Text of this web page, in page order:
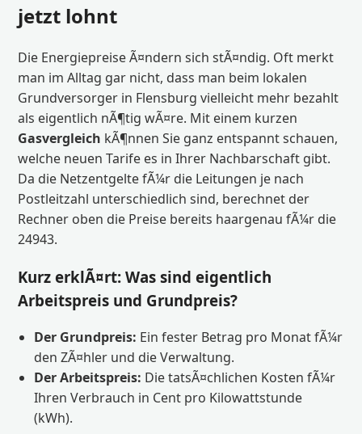
jetzt lohnt
Die Energiepreise Ã¤ndern sich stÃ¤ndig. Oft merkt
man im Alltag gar nicht, dass man beim lokalen
Grundversorger in Flensburg vielleicht mehr bezahlt
als eigentlich nÃ¶tig wÃ¤re. Mit einem kurzen
Gasvergleich kÃ¶nnen Sie ganz entspannt schauen,
welche neuen Tarife es in Ihrer Nachbarschaft gibt.
Da die Netzentgelte fÃ¼r die Leitungen je nach
Postleitzahl unterschiedlich sind, berechnet der
Rechner oben die Preise bereits haargenau fÃ¼r die
24943.
Kurz erklÃ¤rt: Was sind eigentlich
Arbeitspreis und Grundpreis?
Der Grundpreis: Ein fester Betrag pro Monat fÃ¼r
den ZÃ¤hler und die Verwaltung.
Der Arbeitspreis: Die tatsÃ¤chlichen Kosten fÃ¼r
Ihren Verbrauch in Cent pro Kilowattstunde
(kWh).